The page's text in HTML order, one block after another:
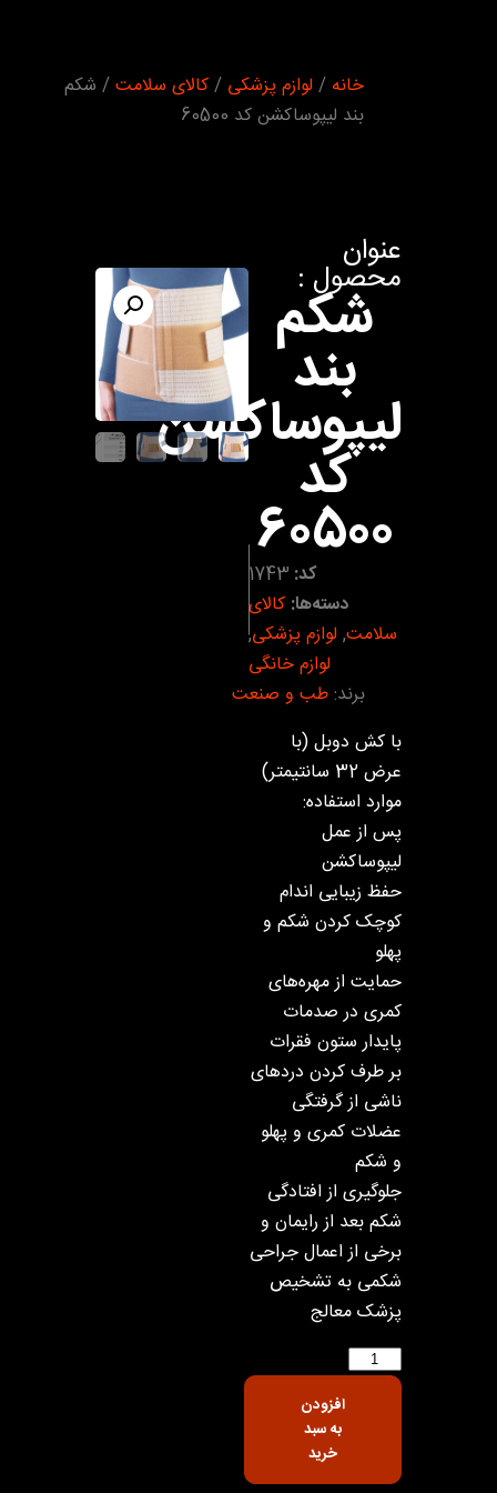
خانه /لوازم پزشکی /کالای سلامت/ شکم
بند لیپوساکشن کد 60500
عنوان
محصول :
شکم
بند
لیپوساکشن
کد
60500
کد: 1743
دسته‌ها: کالای
سلامت,لوازم پزشکی,
لوازم خانگی
برند: طب و صنعت
با کش دوبل (با
عرض 32 سانتیمتر)
موارد استفاده:
پس از عمل
لیپوساکشن
حفظ زیبایی اندام
کوچک کردن شکم و
پهلو
حمایت از مهره‌های
کمری در صدمات
پایدار ستون فقرات
بر طرف کردن دردهای
ناشی از گرفتگی
عضلات کمری و پهلو
و شکم
جلوگیری از افتادگی
شکم بعد از رایمان و
برخی از اعمال جراحی
شکمی به تشخیص
پزشک معالج
افزودن
به سبد
خرید